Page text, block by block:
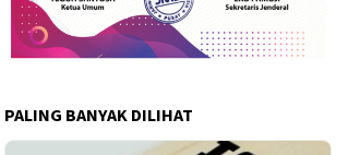
PALING BANYAK DILIHAT